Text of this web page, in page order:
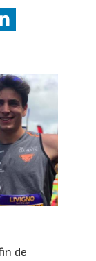
de